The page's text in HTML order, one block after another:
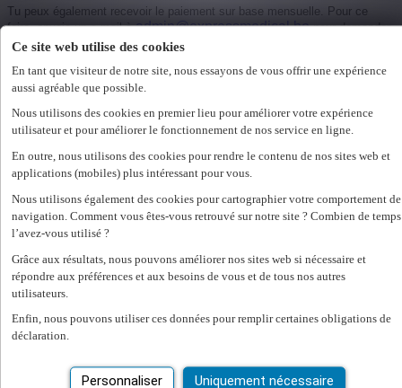
Ce site web utilise des cookies
En tant que visiteur de notre site, nous essayons de vous offrir une expérience
aussi agréable que possible.
Nous utilisons des cookies en premier lieu pour améliorer votre expérience
utilisateur et pour améliorer le fonctionnement de nos service en ligne.
En outre, nous utilisons des cookies pour rendre le contenu de nos sites web et
applications (mobiles) plus intéressant pour vous.
Nous utilisons également des cookies pour cartographier votre comportement de
navigation. Comment vous êtes-vous retrouvé sur notre site ? Combien de temps
l’avez-vous utilisé ?
Grâce aux résultats, nous pouvons améliorer nos sites web si nécessaire et
répondre aux préférences et aux besoins de vous et de tous nos autres
utilisateurs.
Enfin, nous pouvons utiliser ces données pour remplir certaines obligations de
déclaration.
Personnaliser Uniquement nécessaire
Tu peux également recevoir le paiement sur base mensuelle. Pour ce
faire, envoie un e-mail àadmin@expressmedical.bepour demander
de modifier tes modalités de paiement à « paiement mensuel ». Si tu
à la clôture du mois. C'est-à-dire le premier mardi du mois suivant le mois
travaillé.
2 En tant qu’intérimaire, ai-je également droit à une prime de fin d’année
?
En tant qu'intérimaire, tu as droit à une prime de fin d’année sous réserve
verse la prime de fin d’année. Pour en savoir plus sur les conditions, nous
t’invitons à consulter son site web : https://fondsinterim.be/fr/. Si tu
remplis les conditions, tu recevras la prime de fin d’année dans le courant
3 Les jours fériés sont-ils rémunérés ?
En tant qu’intérimaire, tu as droit à la rémunération due pour un jour férié
si Express Medical est ton unique employeur et si tu remplis certaines
Les jours fériés sont généralement payés à la fin du mois et pas